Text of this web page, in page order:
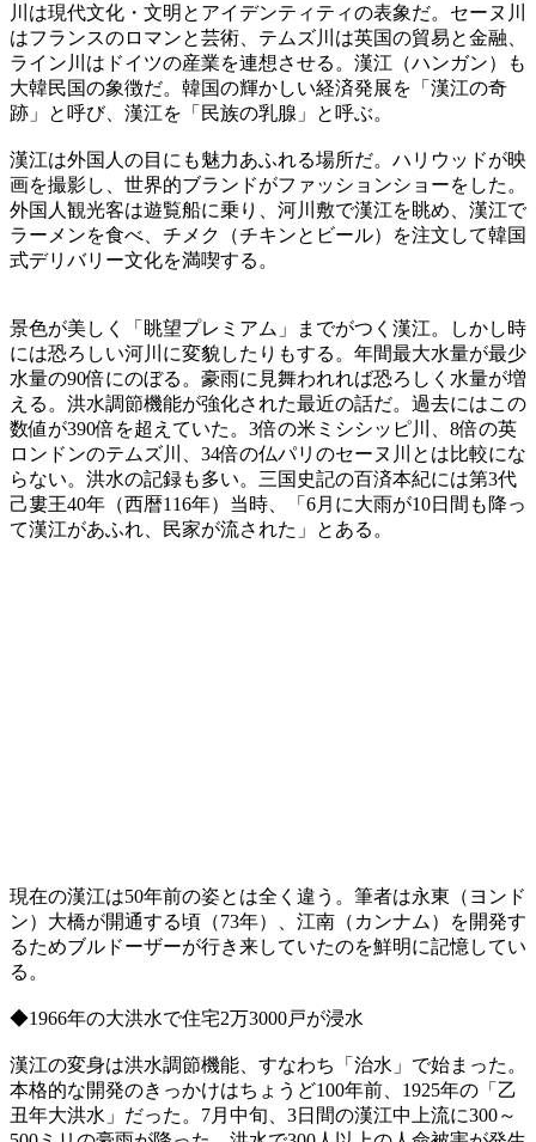
川は現代文化・文明とアイデンティティの表象だ。セーヌ川
はフランスのロマンと芸術、テムズ川は英国の貿易と金融、
ライン川はドイツの産業を連想させる。漢江（ハンガン）も
大韓民国の象徴だ。韓国の輝かしい経済発展を「漢江の奇
跡」と呼び、漢江を「民族の乳腺」と呼ぶ。
漢江は外国人の目にも魅力あふれる場所だ。ハリウッドが映
画を撮影し、世界的ブランドがファッションショーをした。
外国人観光客は遊覧船に乗り、河川敷で漢江を眺め、漢江で
ラーメンを食べ、チメク（チキンとビール）を注文して韓国
式デリバリー文化を満喫する。
景色が美しく「眺望プレミアム」までがつく漢江。しかし時
には恐ろしい河川に変貌したりもする。年間最大水量が最少
水量の90倍にのぼる。豪雨に見舞われれば恐ろしく水量が増
える。洪水調節機能が強化された最近の話だ。過去にはこの
数値が390倍を超えていた。3倍の米ミシシッピ川、8倍の英
ロンドンのテムズ川、34倍の仏パリのセーヌ川とは比較にな
らない。洪水の記録も多い。三国史記の百済本紀には第3代
己婁王40年（西暦116年）当時、「6月に大雨が10日間も降っ
て漢江があふれ、民家が流された」とある。
現在の漢江は50年前の姿とは全く違う。筆者は永東（ヨンド
ン）大橋が開通する頃（73年）、江南（カンナム）を開発す
るためブルドーザーが行き来していたのを鮮明に記憶してい
る。
◆1966年の大洪水で住宅2万3000戸が浸水
漢江の変身は洪水調節機能、すなわち「治水」で始まった。
本格的な開発のきっかけはちょうど100年前、1925年の「乙
丑年大洪水」だった。7月中旬、3日間の漢江中上流に300～